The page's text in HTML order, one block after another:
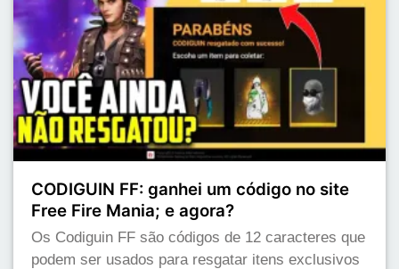
CODIGUIN FF: ganhei um código no site
Free Fire Mania; e agora?
Os Codiguin FF são códigos de 12 caracteres que
podem ser usados para resgatar itens exclusivos